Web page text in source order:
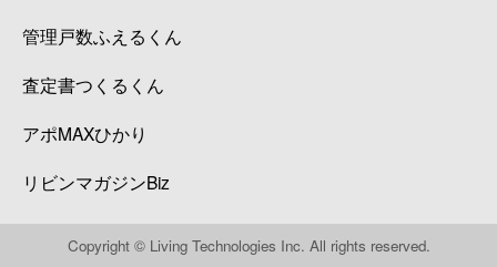
管理戸数ふえるくん
査定書つくるくん
アポMAXひかり
リビンマガジンBiz
Copyright © Living Technologies Inc. All rights reserved.